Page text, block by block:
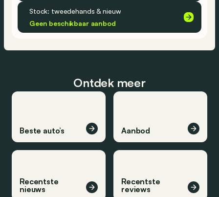
Stock: tweedehands & nieuw
Geen beschikbaar aanbod
Ontdek meer
Beste auto’s Aanbod
Recentste
nieuws
Recentste
reviews